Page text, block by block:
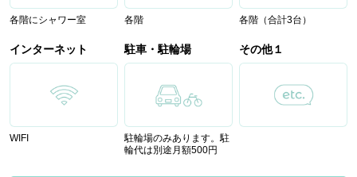
各階にシャワー室 各階 各階（合計3台）
インターネット
WIFI
駐車・駐輪場
駐輪場のみあります。駐
輪代は別途月額500円
その他１